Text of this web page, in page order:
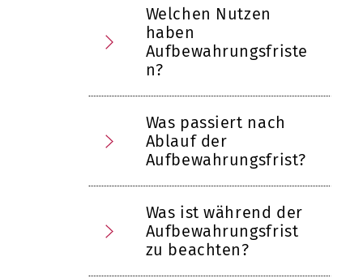
Welchen Nutzen
haben
Aufbewahrungsfriste
n?
Was passiert nach
Ablauf der
Aufbewahrungsfrist?
Was ist während der
Aufbewahrungsfrist
zu beachten?